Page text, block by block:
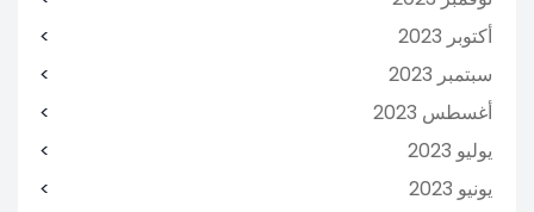
أكتوبر 2023
سبتمبر 2023
أغسطس 2023
يوليو 2023
يونيو 2023